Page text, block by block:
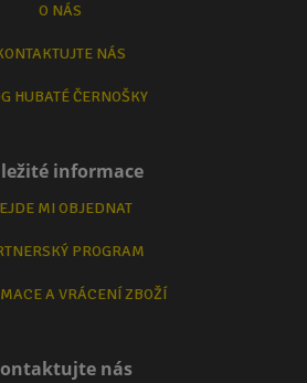
O NÁS
NÁS
HUBATÉ ČERNOŠKY
informace
MI OBJEDNAT
PROGRAM
A VRÁCENÍ ZBOŽÍ
nás